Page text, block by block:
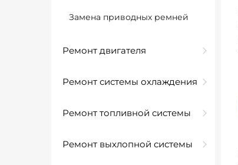
Замена приводных ремней
Ремонт двигателя
Ремонт системы охлаждения
Ремонт топливной системы
Ремонт выхлопной системы